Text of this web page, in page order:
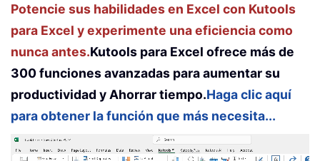
Potencie sus habilidades en Excel con Kutools
para Excel y experimente una eficiencia como
nunca antes.Kutools para Excel ofrece más de
300 funciones avanzadas para aumentar su
productividad y Ahorrar tiempo.Haga clic aquí
para obtener la función que más necesita...